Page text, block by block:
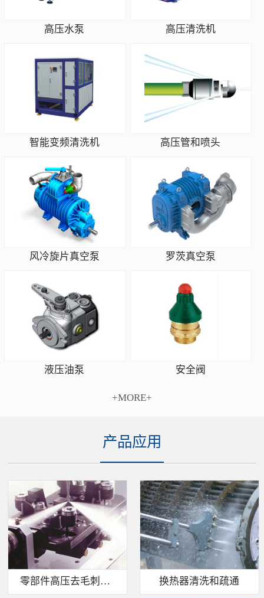
高压水泵 高压清洗机
智能变频清洗机 高压管和喷头
风冷旋片真空泵 罗茨真空泵
液压油泵 安全阀
+MORE+
产品应用
零部件高压去毛刺清洗 换热器清洗和疏通